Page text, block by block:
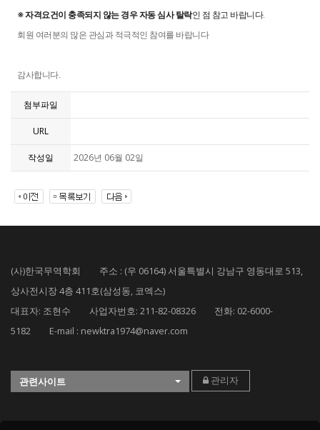
※ 자격요건이 충족되지 않는 경우 자동 심사 탈락인 점 참고 바랍니다.
회원 여러분의 많은 관심과 적극적인 참여를 바랍니다
감사합니다.
첨부파일
URL
작성일 2026년 06월 02일
(사)한국무역학회 주소 : (우 06164) 서울특별시 강남구 영동대로 513,
상사전시장 4층 411호(삼성동, 코엑스)
대표자: 조현수 사업자번호: 211-82-08326 전화: 02-6000-
5182 E-mail : newktra1974@naver.com
관련사이트 관리자